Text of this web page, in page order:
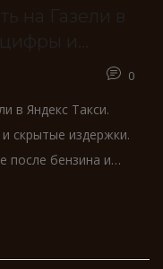
на Газели в
цифры и
0
в Яндекс Такси.
скрытые издержки.
после бензина и